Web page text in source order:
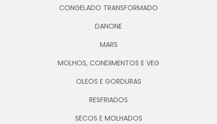
CONGELADO TRANSFORMADO
DANONE
MARS
MOLHOS, CONDIMENTOS E VEG
OLEOS E GORDURAS
RESFRIADOS
SECOS E MOLHADOS